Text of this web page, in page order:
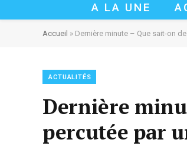
A LA UNE
Accueil » Dernière minute – Que sait-on
ACTUALITÉS
Dernière
percutée par